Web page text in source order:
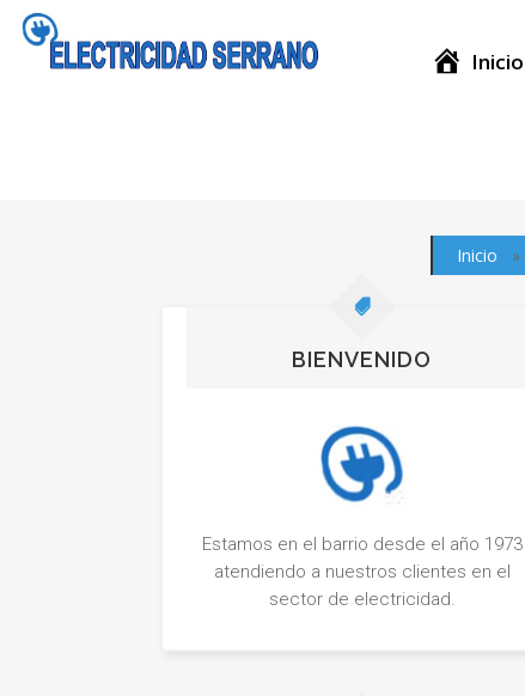
Inicio
Noticia
Inicio »
BIENVENIDO
Estamos en el barrio desde el año 1973
atendiendo a nuestros clientes en el
sector de electricidad.